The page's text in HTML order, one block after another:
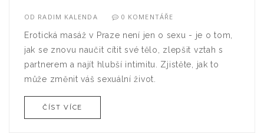
OD RADIM KALENDA 0 KOMENTÁŘE
Erotická masáž v Praze není jen o sexu - je o tom,
jak se znovu naučit cítit své tělo, zlepšit vztah s
partnerem a najít hlubší intimitu. Zjistěte, jak to
může změnit váš sexuální život.
ČÍST VÍCE